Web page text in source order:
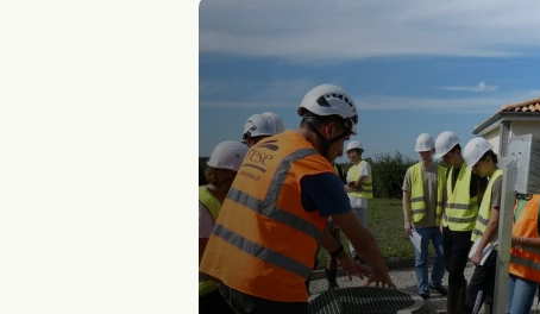
technologique
Agriculture
élevageViticulture